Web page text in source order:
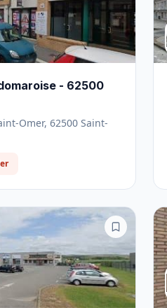
- 62500
Omer, 62500 Saint-